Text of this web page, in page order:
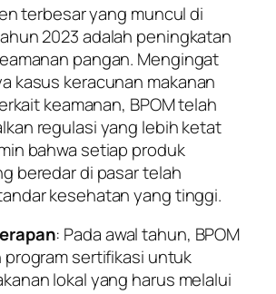
terbesar yang muncul di
2023 adalah peningkatan
pangan. Mengingat
kasus keracunan makanan
keamanan, BPOM telah
regulasi yang lebih ketat
bahwa setiap produk
beredar di pasar telah
kesehatan yang tinggi.
: Pada awal tahun, BPOM
program sertifikasi untuk
lokal yang harus melalui